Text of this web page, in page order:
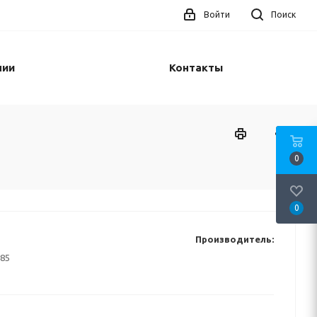
Поиск
Войти
Контакты
Производитель:
0
0